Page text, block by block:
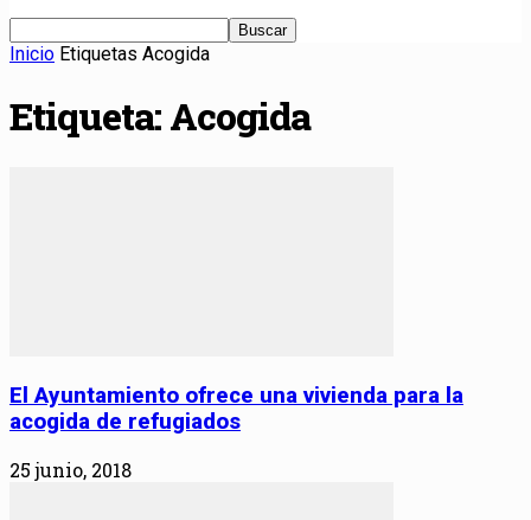
Inicio Etiquetas Acogida
Etiqueta: Acogida
El Ayuntamiento ofrece una vivienda para la
acogida de refugiados
25 junio, 2018